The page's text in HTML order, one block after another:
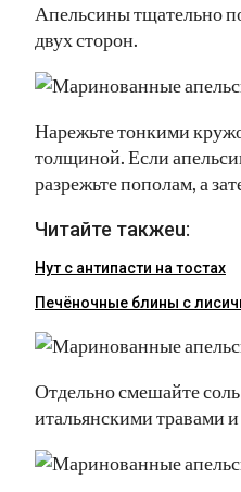
Апельсины тщательно
двух сторон.
Нарежьте тонкими
толщиной. Если
разрежьте пополам, а
Читайте такжеu:
Нут с антипасти на тостах
Печёночные блины с
Отдельно смешайте
итальянскими травами